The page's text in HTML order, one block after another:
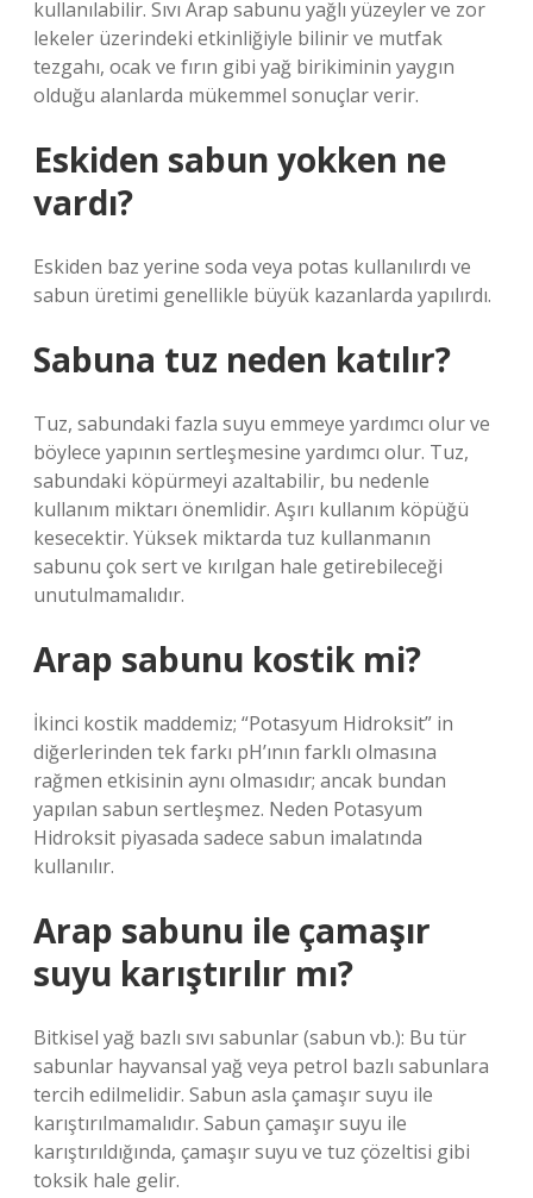
kullanılabilir. Sıvı Arap sabunu yağlı yüzeyler ve zor
lekeler üzerindeki etkinliğiyle bilinir ve mutfak
tezgahı, ocak ve fırın gibi yağ birikiminin yaygın
olduğu alanlarda mükemmel sonuçlar verir.
Eskiden sabun yokken ne
vardı?
Eskiden baz yerine soda veya potas kullanılırdı ve
sabun üretimi genellikle büyük kazanlarda yapılırdı.
Sabuna tuz neden katılır?
Tuz, sabundaki fazla suyu emmeye yardımcı olur ve
böylece yapının sertleşmesine yardımcı olur. Tuz,
sabundaki köpürmeyi azaltabilir, bu nedenle
kullanım miktarı önemlidir. Aşırı kullanım köpüğü
kesecektir. Yüksek miktarda tuz kullanmanın
sabunu çok sert ve kırılgan hale getirebileceği
unutulmamalıdır.
Arap sabunu kostik mi?
İkinci kostik maddemiz; “Potasyum Hidroksit” in
diğerlerinden tek farkı pH’ının farklı olmasına
rağmen etkisinin aynı olmasıdır; ancak bundan
yapılan sabun sertleşmez. Neden Potasyum
Hidroksit piyasada sadece sabun imalatında
kullanılır.
Arap sabunu ile çamaşır
suyu karıştırılır mı?
Bitkisel yağ bazlı sıvı sabunlar (sabun vb.): Bu tür
sabunlar hayvansal yağ veya petrol bazlı sabunlara
tercih edilmelidir. Sabun asla çamaşır suyu ile
karıştırılmamalıdır. Sabun çamaşır suyu ile
karıştırıldığında, çamaşır suyu ve tuz çözeltisi gibi
toksik hale gelir.